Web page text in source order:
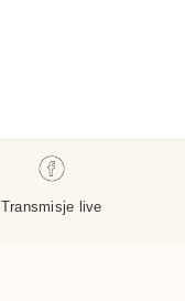
Transmisje live